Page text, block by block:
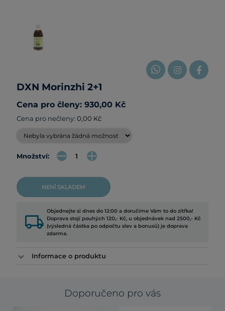
DXN Morinzhi 2+1
Cena pro členy: 930,00 Kč
Cena pro nečleny: 0,00 Kč
Množství:
NENÍ SKLADEM
local_shipping Objednejte si dnes do 12:00 a doručíme Vám to do zítřka!
Doprava stojí pouhých 120,- Kč, u objednávek nad 2500,- Kč
(výsledná částka po odpočtu slev a bonusů) je doprava
zdarma.
Informace o produktu
Doporučeno pro vás